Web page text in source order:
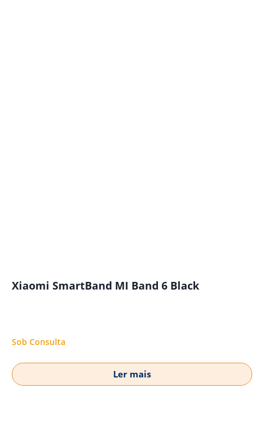
Xiaomi SmartBand MI Band 6 Black
Sob Consulta
Ler mais